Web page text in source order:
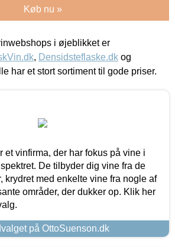
Køb nu »
i øjeblikket er
, Densidsteflaske.dk og
har et stort sortiment til gode priser.
et vinfirma, der har fokus på vine i
De tilbyder dig vine fra de
krydret med enkelte vine fra nogle af
områder, der dukker op. Klik her
på OttoSuenson.dk